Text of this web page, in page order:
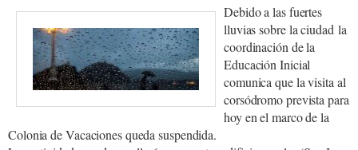
Debido a las fuertes
lluvias sobre la ciudad la
coordinación de la
Educación Inicial
comunica que la visita al
corsódromo prevista para
hoy en el marco de la
Colonia de Vacaciones queda suspendida.